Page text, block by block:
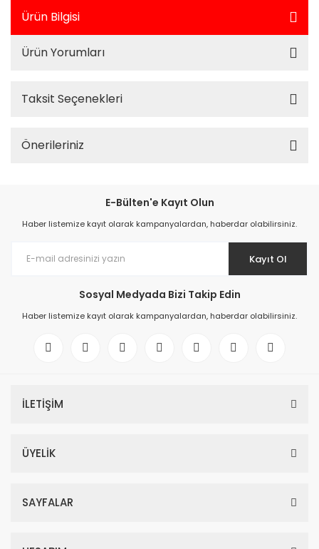
Ürün Bilgisi
Ürün Yorumları
Taksit Seçenekleri
Önerileriniz
E-Bülten'e Kayıt Olun
Haber listemize kayıt olarak kampanyalardan, haberdar olabilirsiniz.
Kayıt Ol
Sosyal Medyada Bizi Takip Edin
Haber listemize kayıt olarak kampanyalardan, haberdar olabilirsiniz.
İLETİŞİM
ÜYELİK
SAYFALAR